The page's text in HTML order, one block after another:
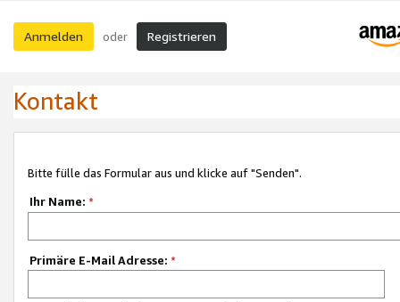
Anmelden oder Registrieren
Kontakt
Bitte fülle das Formular aus und klicke auf "Senden".
Ihr Name: *
Primäre E-Mail Adresse: *